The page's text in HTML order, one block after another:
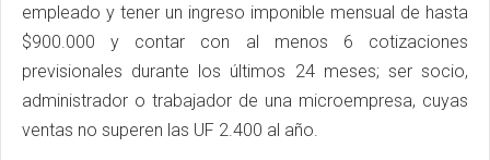
empleado y tener un ingreso imponible mensual de hasta
$900.000 y contar con al menos 6 cotizaciones
previsionales durante los últimos 24 meses; ser socio,
administrador o trabajador de una microempresa, cuyas
ventas no superen las UF 2.400 al año.